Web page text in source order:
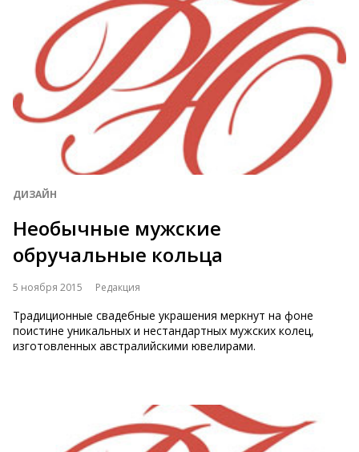
ДИЗАЙН
Необычные мужские
обручальные кольца
5 ноября 2015 Редакция
Традиционные свадебные украшения меркнут на фоне
поистине уникальных и нестандартных мужских колец,
изготовленных австралийскими ювелирами.